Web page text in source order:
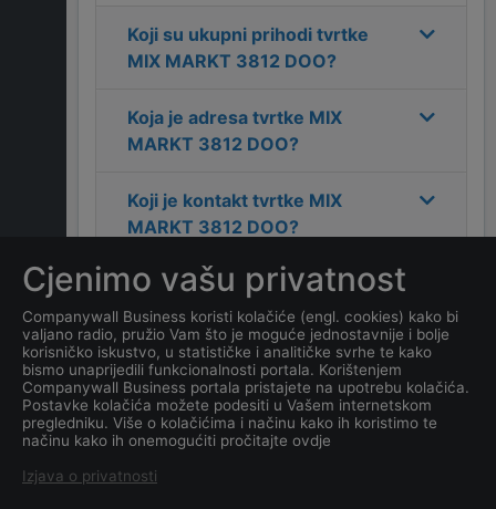
Koji su ukupni prihodi tvrtke
MIX MARKT 3812 DOO?
Koja je adresa tvrtke MIX
MARKT 3812 DOO?
Koji je kontakt tvrtke MIX
MARKT 3812 DOO?
Koliko ima zaposlenih
kompanijaMIX MARKT 3812
DOO ?
Koji je datum osnivanja
tvrtkeMIX MARKT 3812
DOO?
Cjenimo vašu privatnost
Companywall Business koristi kolačiće (engl. cookies) kako bi
valjano radio, pružio Vam što je moguće jednostavnije i bolje
korisničko iskustvo, u statističke i analitičke svrhe te kako
bismo unaprijedili funkcionalnosti portala. Korištenjem
Companywall Business portala pristajete na upotrebu kolačića.
Postavke kolačića možete podesiti u Vašem internetskom
pregledniku. Više o kolačićima i načinu kako ih koristimo te
načinu kako ih onemogućiti pročitajte ovdje
Izjava o privatnosti